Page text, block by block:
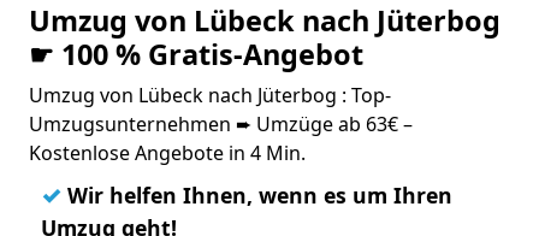
Umzug von Lübeck nach Jüterbog
☛ 100 % Gratis-Angebot
Umzug von Lübeck nach Jüterbog : Top-
Umzugsunternehmen ➨ Umzüge ab 63€ –
Kostenlose Angebote in 4 Min.
✓ Wir helfen Ihnen, wenn es um Ihren
Umzug geht!